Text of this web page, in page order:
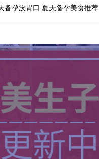
备孕没胃口 夏天备孕美食推荐